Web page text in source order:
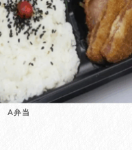
A弁当